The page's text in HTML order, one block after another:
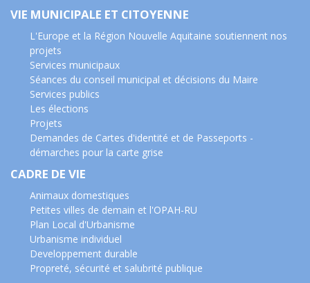
VIE MUNICIPALE ET CITOYENNE
L'Europe et la Région Nouvelle Aquitaine soutiennent nos
projets
Services municipaux
Séances du conseil municipal et décisions du Maire
Services publics
Les élections
Projets
Demandes de Cartes d'identité et de Passeports -
démarches pour la carte grise
CADRE DE VIE
Animaux domestiques
Petites villes de demain et l'OPAH-RU
Plan Local d'Urbanisme
Urbanisme individuel
Developpement durable
Propreté, sécurité et salubrité publique